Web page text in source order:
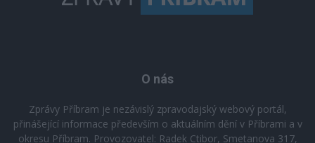
O nás
Zprávy Příbram je nezávislý zpravodajský webový portál,
přinášející informace především o aktuálním dění v Příbrami a v
okresu Příbram. Provozovatel: Radek Ctibor, Smetanova 317,